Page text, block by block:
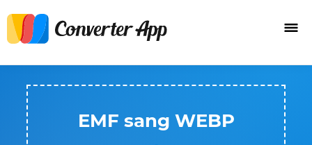
EMF sang WEBP